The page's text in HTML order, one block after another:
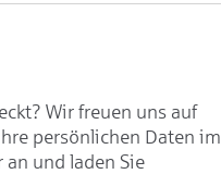
Wir freuen uns auf
persönlichen Daten im
und laden Sie